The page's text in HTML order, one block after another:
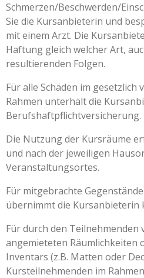
Schmerzen/Beschwerden/
Sie die Kursanbieterin und
mit einem Arzt. Die
Haftung gleich welcher Art,
resultierenden Folgen.
Für alle Schäden im gesetzlich
Rahmen unterhält die
Berufshaftpflichtversicherung.
Die Nutzung der Kursräume
und nach der jeweiligen
Veranstaltungsortes.
Für mitgebrachte
übernimmt die Kursanbieterin
Für durch den Teilnehmenden
angemieteten Räumlichkeiten
Inventars (z.B. Matten oder
Kursteilnehmenden im